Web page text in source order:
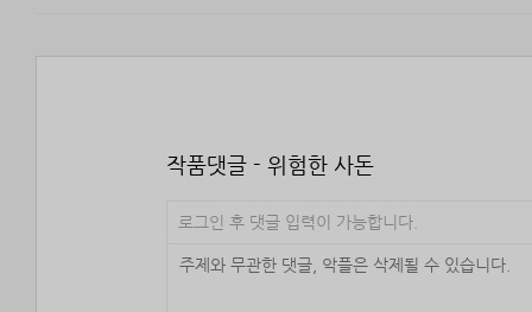
작품댓글 - 위험한 사돈
로그인 후 댓글 입력이 가능합니다.